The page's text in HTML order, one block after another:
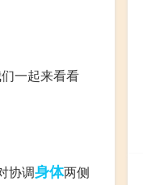
一起来看看
协调身体两侧